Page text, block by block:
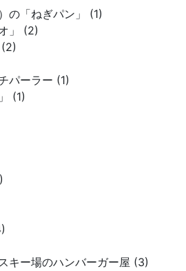
の「ねぎパン」 (1)
」 (2)
パーラー (1)
(1)
キー場のハンバーガー屋 (3)